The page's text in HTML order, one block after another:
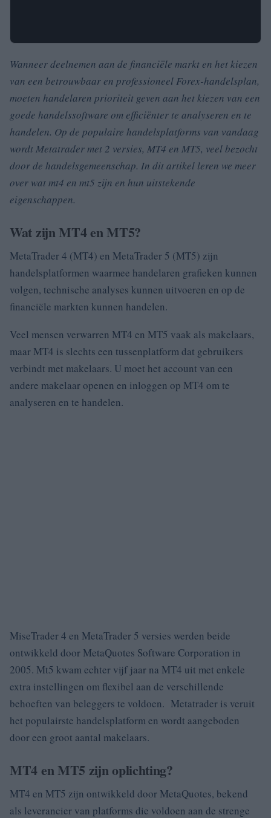
Wanneer deelnemen aan de financiële markt en het kiezen
van een betrouwbaar en professioneel Forex-handelsplan,
moeten handelaren prioriteit geven aan het kiezen van een
goede handelssoftware om efficiënter te analyseren en te
handelen. Op de populaire handelsplatforms van vandaag
wordt Metatrader met 2 versies, MT4 en MT5, veel bezocht
door de handelsgemeenschap. In dit artikel leren we meer
over wat mt4 en mt5 zijn en hun uitstekende
eigenschappen.
Wat zijn MT4 en MT5?
MetaTrader 4 (MT4) en MetaTrader 5 (MT5) zijn
handelsplatformen waarmee handelaren grafieken kunnen
volgen, technische analyses kunnen uitvoeren en op de
financiële markten kunnen handelen.
Veel mensen verwarren MT4 en MT5 vaak als makelaars,
maar MT4 is slechts een tussenplatform dat gebruikers
verbindt met makelaars. U moet het account van een
andere makelaar openen en inloggen op MT4 om te
analyseren en te handelen.
MiseTrader 4 en MetaTrader 5 versies werden beide
ontwikkeld door MetaQuotes Software Corporation in
2005. Mt5 kwam echter vijf jaar na MT4 uit met enkele
extra instellingen om flexibel aan de verschillende
behoeften van beleggers te voldoen. Metatrader is veruit
het populairste handelsplatform en wordt aangeboden
door een groot aantal makelaars.
MT4 en MT5 zijn oplichting?
MT4 en MT5 zijn ontwikkeld door MetaQuotes, bekend
als leverancier van platforms die voldoen aan de strenge